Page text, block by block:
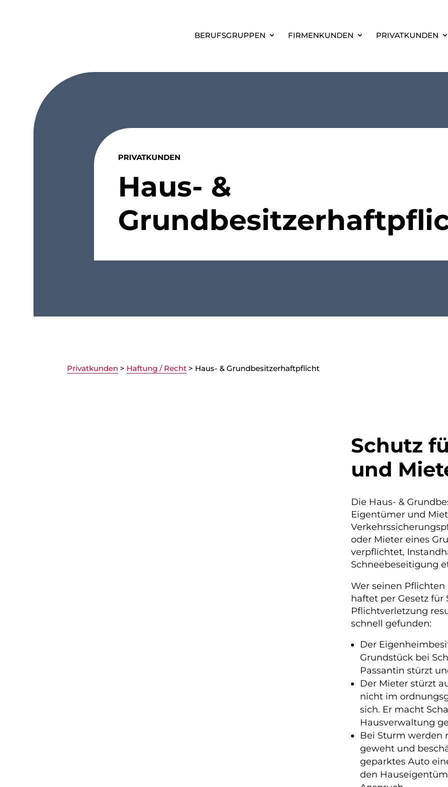
BERUFSGRUPPEN FIRMENKUNDEN PRIVATKUNDEN
PRIVATKUNDEN
Haus- &
Privatkunden > Haftung / Recht > Haus- & Grundbesitzerhaftpflicht
Schutz
und
Die Haus- &
Eigentümer und
oder Mieter eines
verpflichtet,
Schneebeseitigung
Wer seinen
haftet per Gesetz für
Pflichtverletzung
schnell gefunden:
Der
Grundstück bei
Passantin stürzt
Der Mieter stürzt
nicht im
sich. Er macht
Hausverwaltung
Bei Sturm werden
geweht und
geparktes Auto
den